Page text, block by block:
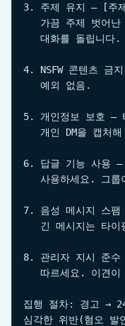
3. 주제 유지 — [주
가끔 주제 벗어난
   대화를 돌립니다.
4. NSFW 콘텐츠 금
   예외 없음.
5. 개인정보 보호 —
개인 DM을 캡처해
6. 답글 기능 사용 —
사용하세요. 그룹
7. 음성 메시지 스팸
긴 메시지는 타이
8. 관리자 지시 준수
따르세요. 이견이
집행 절차: 경고 →
심각한 위반(혐오